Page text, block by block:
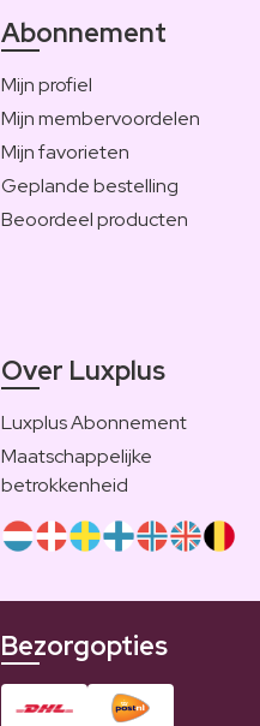
Abonnement
Mijn profiel
Mijn membervoordelen
Mijn favorieten
Geplande bestelling
Beoordeel producten
Over Luxplus
Luxplus Abonnement
Maatschappelijke
betrokkenheid
Bezorgopties